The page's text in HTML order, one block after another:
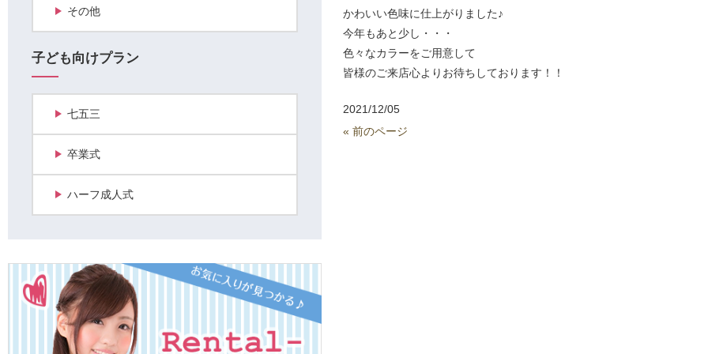
かわいい色味に仕上がりました♪
今年もあと少し・・・
色々なカラーをご用意して
皆様のご来店心よりお待ちしております！！
2021/12/05
« 前のページ
その他
子ども向けプラン
七五三
卒業式
ハーフ成人式